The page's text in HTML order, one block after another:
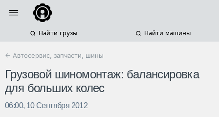
Найти грузы Найти машины
← Автосервис, запчасти, шины
Грузовой шиномонтаж: балансировка
для больших колес
06:00, 10 Сентября 2012